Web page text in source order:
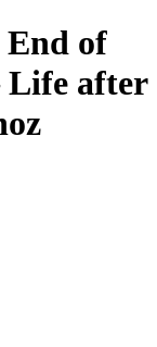
End of
Life after